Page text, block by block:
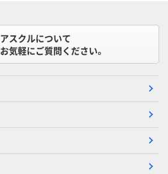
アスクルについて
お気軽にご質問ください。